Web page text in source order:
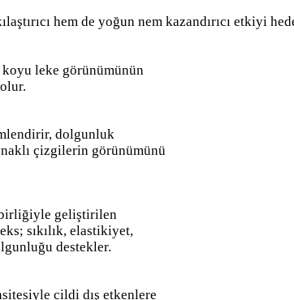
hem de yoğun nem kazandırıcı etkiyi
leke görünümünün
dolgunluk
çizgilerin görünümünü
geliştirilen
sıkılık, elastikiyet,
destekler.
cildi dış etkenlere